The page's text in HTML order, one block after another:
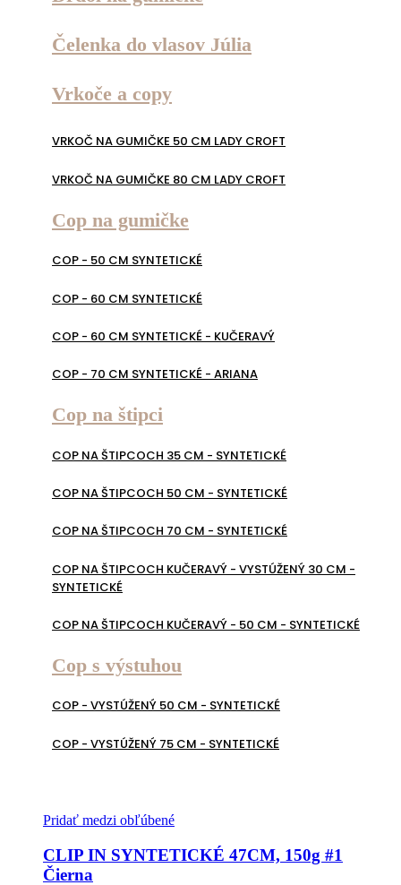
Čelenka do vlasov Júlia
Vrkoče a copy
VRKOČ NA GUMIČKE 50 CM LADY CROFT
VRKOČ NA GUMIČKE 80 CM LADY CROFT
Cop na gumičke
COP - 50 CM SYNTETICKÉ
COP - 60 CM SYNTETICKÉ
COP - 60 CM SYNTETICKÉ - KUČERAVÝ
COP - 70 CM SYNTETICKÉ - ARIANA
Cop na štipci
COP NA ŠTIPCOCH 35 CM - SYNTETICKÉ
COP NA ŠTIPCOCH 50 CM - SYNTETICKÉ
COP NA ŠTIPCOCH 70 CM - SYNTETICKÉ
COP NA ŠTIPCOCH KUČERAVÝ - VYSTÚŽENÝ 30 CM -
SYNTETICKÉ
COP NA ŠTIPCOCH KUČERAVÝ - 50 CM - SYNTETICKÉ
Cop s výstuhou
COP - VYSTÚŽENÝ 50 CM - SYNTETICKÉ
COP - VYSTÚŽENÝ 75 CM - SYNTETICKÉ
Pridať medzi obľúbené
CLIP IN SYNTETICKÉ 47CM, 150g #1
Čierna